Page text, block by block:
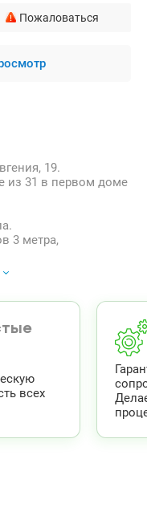
Пожаловаться
19.
из 31 в первом доме
3 метра,
тихий зеленый
рестораны,
рынок.
Дворец
холлами, лифтом
всех